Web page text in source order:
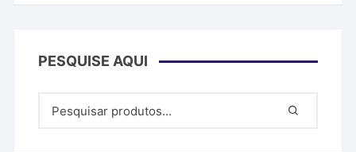
PESQUISE AQUI